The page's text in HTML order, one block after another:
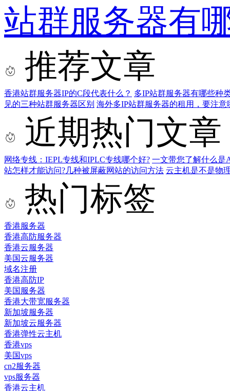
站群服务器有
推荐文章
香港站群服务器IP的C段代表什么？ 多IP站群服务器有哪些种
见的三种站群服务器区别 海外多IP站群服务器的租用，要注意
近期热门文章
网络专线：IEPL专线和IPLC专线哪个好? 一文带您了解什么是
站怎样才能访问?几种被屏蔽网站的访问方法 云主机是不是物
热门标签
香港服务器
香港高防服务器
香港云服务器
美国云服务器
域名注册
香港高防IP
美国服务器
香港大带宽服务器
新加坡服务器
新加坡云服务器
香港弹性云主机
香港vps
美国vps
cn2服务器
vps服务器
香港云主机